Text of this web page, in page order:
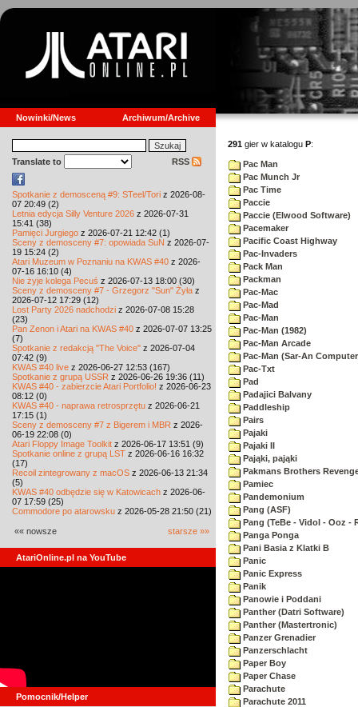
Nowinki/News Archiwum/Archive
Translate to RSS
Spotkanie z demosceną #9: STeel/Tori z 2026-08-
07 20:49 (2)
Letnia edycja Silly Venture 2026 z 2026-07-31
15:41 (38)
Pamięci Jurgiego z 2026-07-21 12:42 (1)
Sceny z demosceny #7: opowiada SuN z 2026-07-
19 15:24 (2)
Atari Muzeum w Poznaniu na KWAS #40 z 2026-
07-16 16:10 (4)
Nie żyje kolega Pecuś z 2026-07-13 18:00 (30)
Sceny z demosceny #7 - Grzegorz "Sun" Żyła z
2026-07-12 17:29 (12)
Lost Party 2026 nadchodzi z 2026-07-08 15:28
(23)
Pan Zenon i Atari na KWAS #40 z 2026-07-07 13:25
(7)
Spotkanie z redakcją "The Voice" z 2026-07-04
07:42 (9)
KWAS #40 live z 2026-06-27 12:53 (167)
Spotkanie z grupą USSR z 2026-06-26 19:36 (11)
KWAS #40 - zabierzcie Atari Portfolio! z 2026-06-23
08:12 (0)
KWAS #40 - naprawa retrosprzętu z 2026-06-21
17:15 (1)
Sceny z demosceny #7 z Bigerem i MBR z 2026-
06-19 22:08 (0)
Atari Floppy Image Toolkit z 2026-06-17 13:51 (9)
Spotkanie online z grupą LST z 2026-06-16 16:32
(17)
Recoil zintegrowany z macOS z 2026-06-13 21:34
(5)
KWAS #40 odbędzie się w Katowicach z 2026-06-
07 17:59 (25)
Commodore po atarowsku z 2026-05-28 21:50 (21)
«« nowsze starsze »»
AtariOnline.pl na YouTube
Pomocnik/Helper
291 gier w katalogu P:
Pac Man
Pac Munch Jr
Pac Time
Paccie
Paccie (Elwood Software)
Pacemaker
Pacific Coast Highway
Pac-Invaders
Pack Man
Packman
Pac-Mac
Pac-Mad
Pac-Man
Pac-Man (1982)
Pac-Man Arcade
Pac-Man (Sar-An
Pac-Txt
Pad
Padajici Balvany
Paddleship
Pairs
Pajaki
Pajaki II
Pająki, pająki
Pakmans Brothers
Pamiec
Pandemonium
Pang (ASF)
Pang (TeBe - Vidol - Ooz -
Panga Ponga
Pani Basia z Klatki B
Panic
Panic Express
Panik
Panowie i Poddani
Panther (Datri Software)
Panther (Mastertronic)
Panzer Grenadier
Panzerschlacht
Paper Boy
Paper Chase
Parachute
Parachute 2011